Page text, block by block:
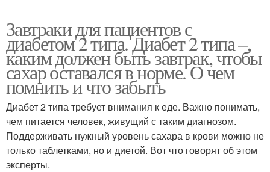
Завтраки для пациентов с
диабетом 2 типа. Диабет 2 типа –,
каким должен быть завтрак, чтобы
сахар оставался в норме. О чем
помнить и что забыть
Диабет 2 типа требует внимания к еде. Важно понимать,
чем питается человек, живущий с таким диагнозом.
Поддерживать нужный уровень сахара в крови можно не
только таблетками, но и диетой. Вот что говорят об этом
эксперты.